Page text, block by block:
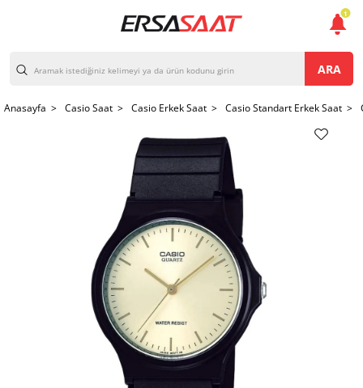
ARA
Anasayfa > Casio Saat > Casio Erkek Saat > Casio Standart Erkek Saat >
1